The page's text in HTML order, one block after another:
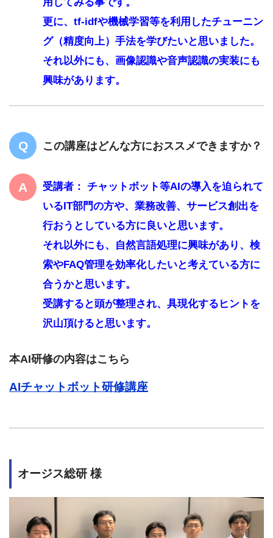
更に、tf-idfや機械学習等を利用したチューニン
グ（精度向上）手法を学びたいと思いました。
それ以外にも、画像認識や音声認識の実装にも
興味があります。
この講座はどんな方におススメできますか？
受講者： チャットボット等AIの導入を迫られて
いるIT部門の方や、業務改善、サービス創出を
行おうとしている方に良いと思います。
それ以外にも、自然言語処理に興味があり、検
索やFAQ管理を効率化したいと考えている方に
合うかと思います。
受講すると頭が整理され、具現化するヒントを
沢山頂けると思います。
本AI研修の内容はこちら
AIチャットボット研修講座
オージス総研 様